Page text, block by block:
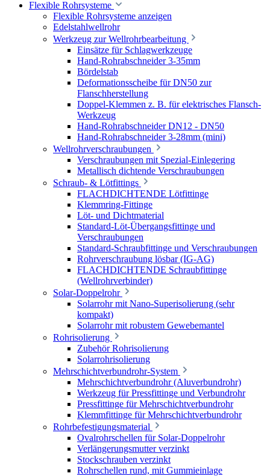
Flexible Rohrsysteme
Flexible Rohrsysteme anzeigen
Edelstahlwellrohr
Werkzeug zur Wellrohrbearbeitung
Einsätze für Schlagwerkzeuge
Hand-Rohrabschneider 3-35mm
Bördelstab
Deformationsscheibe für DN50 zur
Flanschherstellung
Doppel-Klemmen z. B. für elektrisches Flansch-
Werkzeug
Hand-Rohrabschneider DN12 - DN50
Hand-Rohrabschneider 3-28mm (mini)
Wellrohrverschraubungen
Verschraubungen mit Spezial-Einlegering
Metallisch dichtende Verschraubungen
Schraub- & Lötfittings
FLACHDICHTENDE Lötfittinge
Klemmring-Fittinge
Löt- und Dichtmaterial
Standard-Löt-Übergangsfittinge und
Verschraubungen
Standard-Schraubfittinge und Verschraubungen
Rohrverschraubung lösbar (IG-AG)
FLACHDICHTENDE Schraubfittinge
(Wellrohrverbinder)
Solar-Doppelrohr
Solarrohr mit Nano-Superisolierung (sehr
kompakt)
Solarrohr mit robustem Gewebemantel
Rohrisolierung
Zubehör Rohrisolierung
Solarrohrisolierung
Mehrschichtverbundrohr-System
Mehrschichtverbundrohr (Aluverbundrohr)
Werkzeug für Pressfittinge und Verbundrohr
Pressfittinge für Mehrschichtverbundrohr
Klemmfittinge für Mehrschichtverbundrohr
Rohrbefestigungsmaterial
Ovalrohrschellen für Solar-Doppelrohr
Verlängerungsmutter verzinkt
Stockschrauben verzinkt
Rohrschellen rund, mit Gummieinlage